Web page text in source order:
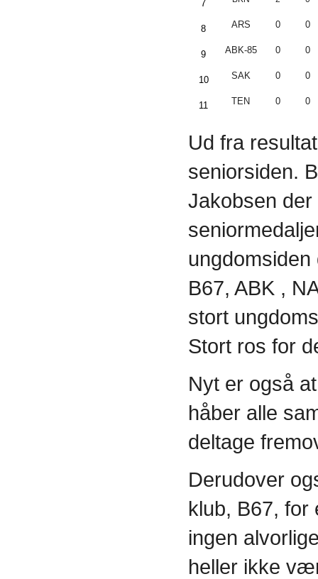
7
8 ARS 0 0
9 ABK-85 0 0
10 SAK 0 0
11 TEN 0 0
Ud fra
seniorsiden.
Jakobsen
ungdomsiden
B67, ABK ,
stort
Stort ros for
Nyt er også
håber alle
deltage
Derudover
klub, B67, for
ingen
heller ikke